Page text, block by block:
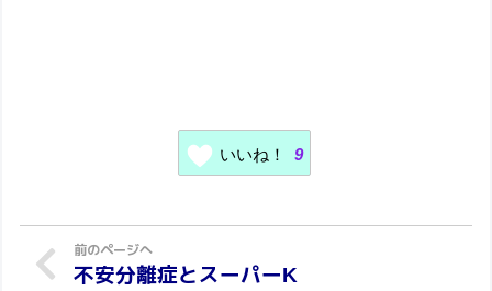
いいね！ 9
不安分離症とスーパーK